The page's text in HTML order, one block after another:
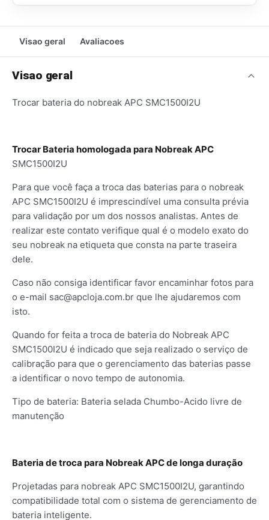
Visao geral Avaliacoes
Visao geral
Trocar bateria do nobreak APC SMC1500I2U
Trocar Bateria homologada para Nobreak APC
SMC1500I2U
Para que você faça a troca das baterias para o nobreak
APC SMC1500I2U é imprescindível uma consulta prévia
para validação por um dos nossos analistas. Antes de
realizar este contato verifique qual é o modelo exato do
seu nobreak na etiqueta que consta na parte traseira
dele.
Caso não consiga identificar favor encaminhar fotos para
o e-mail sac@apcloja.com.br que lhe ajudaremos com
isto.
Quando for feita a troca de bateria do Nobreak APC
SMC1500I2U é indicado que seja realizado o serviço de
calibração para que o gerenciamento das baterias passe
a identificar o novo tempo de autonomia.
Tipo de bateria: Bateria selada Chumbo-Acido livre de
manutenção
Bateria de troca para Nobreak APC de longa duração
Projetadas para nobreak APC SMC1500I2U, garantindo
compatibilidade total com o sistema de gerenciamento de
bateria inteligente.